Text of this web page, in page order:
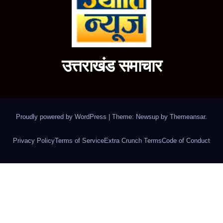
उत्तराखंड समाचार
Proudly powered by WordPress Theme: Newsup by Themeansar.
Privacy PolicyTerms of ServiceExtra Crunch TermsCode of Conduct